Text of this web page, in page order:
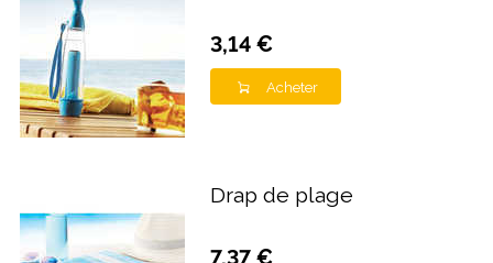
3,14 €
Acheter
Drap de plage